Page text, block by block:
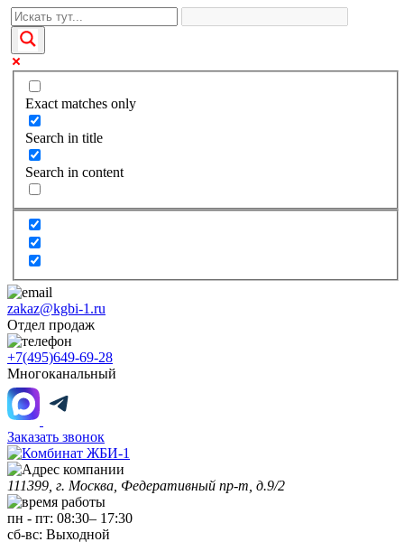
Exact matches only
Search in title
Search in content
zakaz@kgbi-1.ru
Отдел продаж
+7(495)649-69-28
Многоканальный
Заказать звонок
111399, г. Москва, Федеративный пр-т, д.9/2
пн - пт: 08:30– 17:30
сб-вс: Выходной